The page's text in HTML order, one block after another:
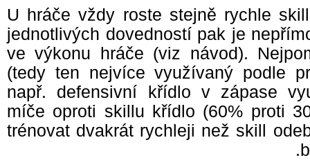
U hráče vždy roste stejně rychle
jednotlivých dovedností pak je
ve výkonu hráče (viz návod).
(tedy ten nejvíce využívaný podle
např. defensivní křídlo v zápase
míče oproti skillu křídlo (60% proti
trénovat dvakrát rychleji než skill